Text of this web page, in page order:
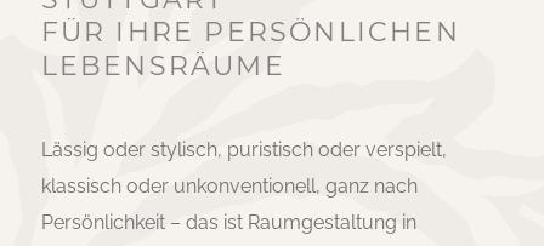
FÜR IHRE PERSÖNLICHEN
LEBENSRÄUME
Lässig oder stylisch, puristisch oder verspielt,
klassisch oder unkonventionell, ganz nach
Persönlichkeit – das ist Raumgestaltung in